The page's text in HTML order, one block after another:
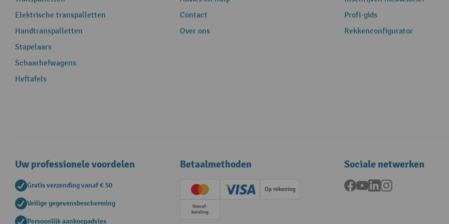
Elektrische transpalletten
Handtranspalletten
Stapelaars
Schaarhefwagens
Heftafels
Contact
Over ons
Profi-gids
Rekkenconfigurator
Uw professionele voordelen
Gratis verzending vanaf € 50
Veilige gegevensbescherming
Persoonlijk aankoopadvies
Betaalmethoden
Creditcard (Master)Creditcard (Visa)Op rekening
Vooruitbetaling
Sociale netwerken
Facebook
YouTubeLinkedInInstagram